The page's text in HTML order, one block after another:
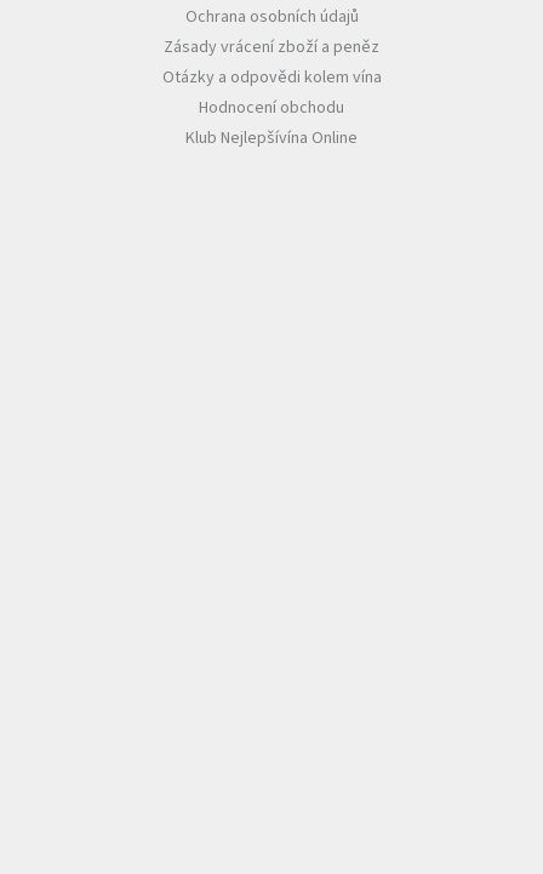
Ochrana osobních údajů
Zásady vrácení zboží a peněz
Otázky a odpovědi kolem vína
Hodnocení obchodu
Klub Nejlepšívína Online